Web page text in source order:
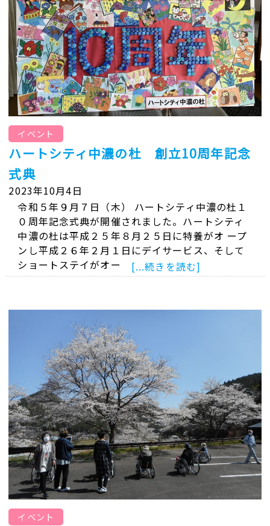
イベント
ハートシティ中濃の杜 創立10周年記念
式典
2023年10月4日
令和５年９月７日（木） ハートシティ中濃の杜１
０周年記念式典が開催されました。ハートシティ
中濃の杜は平成２５年８月２５日に特養がオ ープ
ンし平成２６年２月１日にデイサービス、そして
ショートステイがオー [...続きを読む]
イベント